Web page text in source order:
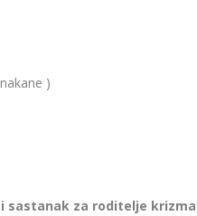
)
sastanak za roditelje